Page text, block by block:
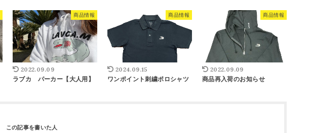
商品情報
2022.09.09
ラブカ パーカー【大人用】
商品情報
2024.09.15
ワンポイント刺繍ポロシャツ
商品情報
2022.09.09
商品再入荷のお知らせ